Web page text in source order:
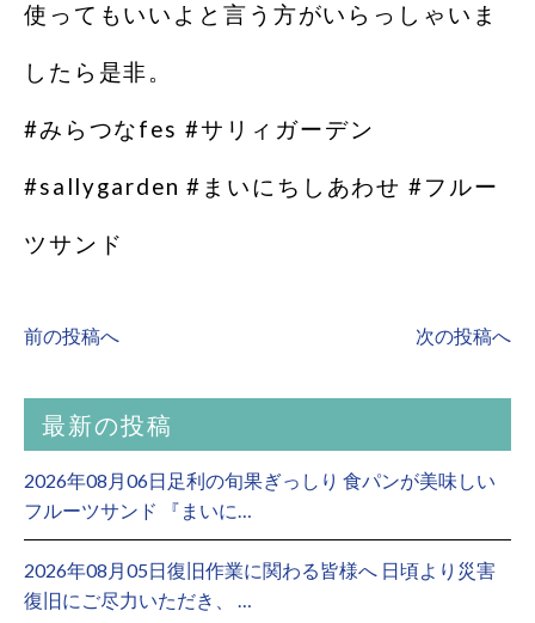
使ってもいいよと言う方がいらっしゃいま
したら是非。
#みらつなfes #サリィガーデン
#sallygarden #まいにちしあわせ #フルー
ツサンド
前の投稿へ 次の投稿へ
最新の投稿
2026年08月06日足利の旬果ぎっしり 食パンが美味しい
フルーツサンド 『まいに…
2026年08月05日復旧作業に関わる皆様へ 日頃より災害
復旧にご尽力いただき、 …